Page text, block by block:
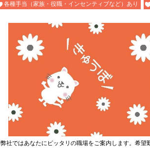
各種手当（家族・役職・インセンティブなど）あり
弊社ではあなたにピッタリの職場をご案内します。希望